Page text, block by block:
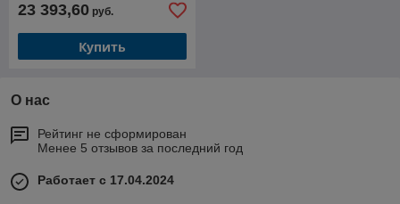
23 393,60 руб.
Купить
О нас
Рейтинг не сформирован
Менее 5 отзывов за последний год
Работает с 17.04.2024